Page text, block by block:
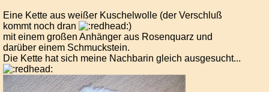
Eine Kette aus weißer Kuschelwolle (der Verschluß
kommt noch dran
)
mit einem großen Anhänger aus Rosenquarz und
darüber einem Schmuckstein.
Die Kette hat sich meine Nachbarin gleich ausgesucht...